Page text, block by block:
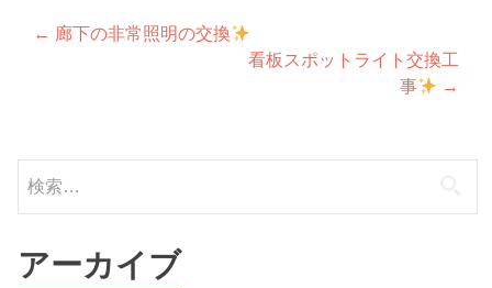
投
ビ
ゲ
シ
← 廊下の非常照明の交換
看板スポットライト交換工
事
→
索:
アーカイブ